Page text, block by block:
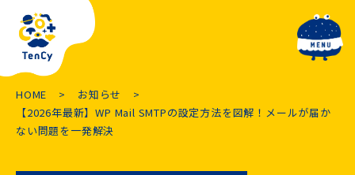
toggle
HOME
お知らせ
【2026年最新】WP Mail SMTPの設定方法を図解！メールが届か
ない問題を一発解決